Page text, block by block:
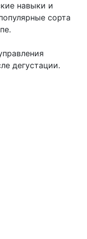
навыки и
сорта
дегустации.